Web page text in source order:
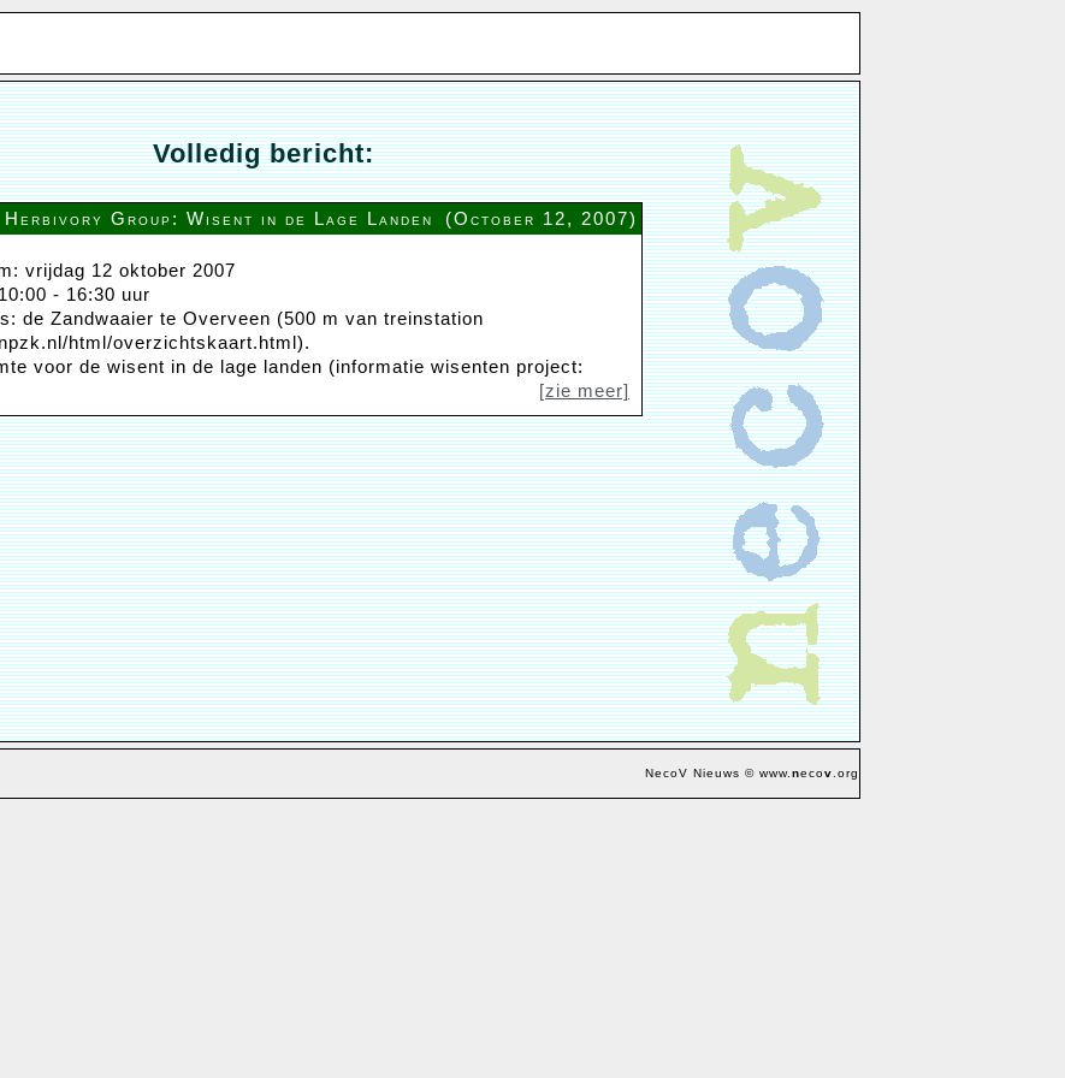
Volledig bericht:
(October 12, 2007)
Group: Wisent in de Lage Landen
vrijdag 12 oktober 2007
- 16:30 uur
de Zandwaaier te Overveen (500 m van treinstation
html/overzichtskaart.html).
voor de wisent in de lage landen (informatie wisenten project:
[zie meer]
NecoV Nieuws © www. necov .org